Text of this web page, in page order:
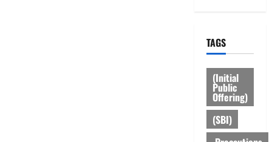
TAGS
(Initial
Public
Offering)
(SBI)